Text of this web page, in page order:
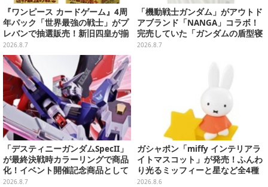
『ワンピース カードゲーム』4周
年パック「世界最強の戦士」がプ
レバンで抽選販売！新旧四皇が揃
い踏み、刃牙作者が描く「カイド
ウ」も
2026.8.7
「機動戦士ガンダム」がアウトド
アブランド「NANGA」コラボ！
完売していた「ガンダムの盾型寝
袋」も2次受注開始
2026.8.7
「デスティニーガンダムSpecII」
が最終決戦時カラーリングで商品
化！イベント開催記念商品として
METAL ROBOT魂に新登場
2026.8.7
ガシャポン「miffy インテリアラ
イトマスコット」が発売！ふんわ
り光るミッフィーと星など全4種
ラインナップ
2026.8.6